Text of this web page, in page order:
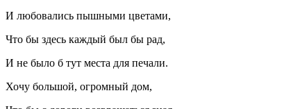
И любовались пышными цветами,
Что бы здесь каждый был бы рад,
И не было б тут места для печали.
Хочу большой, огромный дом,